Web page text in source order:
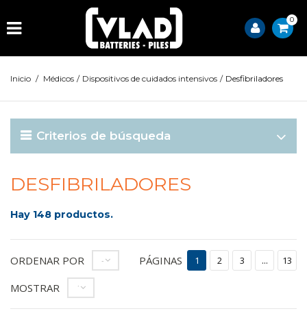
0
Inicio / Médicos / Dispositivos de cuidados intensivos / Desfibriladores
Criterios de búsqueda
DESFIBRILADORES
Hay 148 productos.
ORDENAR POR --
MOSTRAR 12
PÁGINAS 1 2 3 ... 13